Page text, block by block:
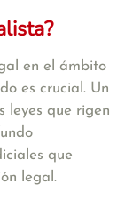
en el ámbito
es crucial. Un
leyes que rigen
que
legal.